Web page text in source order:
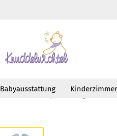
Babyausstattung Kinderzimmer